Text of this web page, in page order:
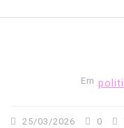
Em
25/03/2026 0